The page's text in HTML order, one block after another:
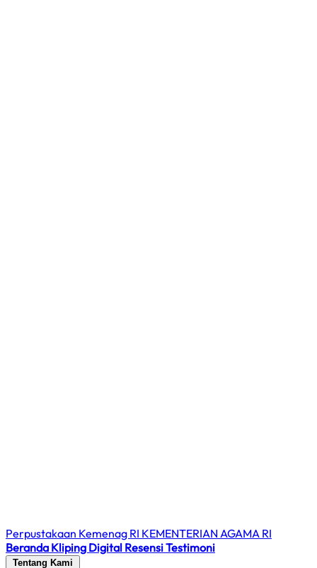
Perpustakaan Kemenag RI KEMENTERIAN AGAMA RI
Beranda Kliping Digital ResensiTestimoni
Tentang Kami